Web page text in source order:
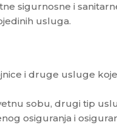
sigurnosne i
usluga.
i druge usluge
sobu, drugi tip
osiguranja i